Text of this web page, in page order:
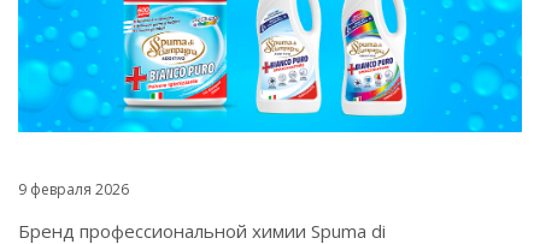
9 февраля 2026
Бренд профессиональной химии Spuma di